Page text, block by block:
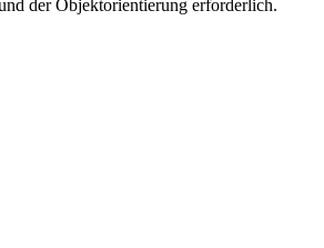
der Objektorientierung erforderlich.